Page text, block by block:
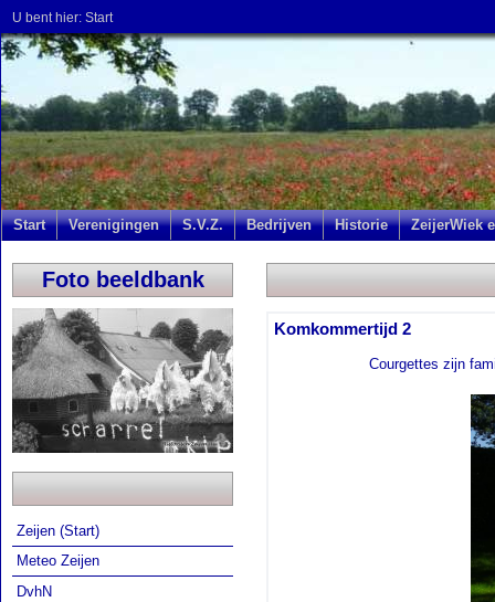
U bent hier: Start
Start Verenigingen S.V.Z. Bedrijven Historie ZeijerWiek
Foto beeldbank
Zeijen (Start)
Meteo Zeijen
DvhN
Komkommertijd 2
Courgettes zijn